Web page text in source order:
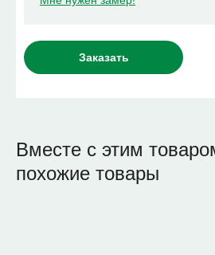
Вместе с этим
похожие товары